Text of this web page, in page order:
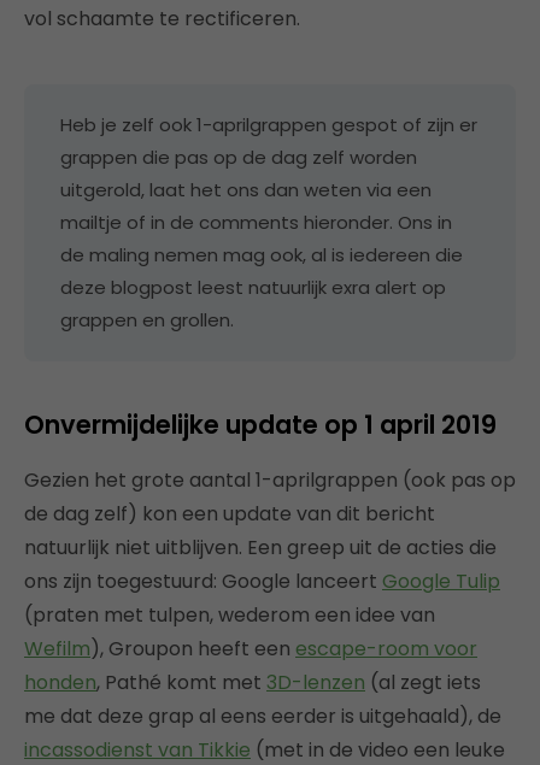
vol schaamte te rectificeren.
Heb je zelf ook 1-aprilgrappen gespot of zijn er
grappen die pas op de dag zelf worden
uitgerold, laat het ons dan weten via een
mailtje of in de comments hieronder. Ons in
de maling nemen mag ook, al is iedereen die
deze blogpost leest natuurlijk exra alert op
grappen en grollen.
Onvermijdelijke update op 1 april 2019
Gezien het grote aantal 1-aprilgrappen (ook pas op
de dag zelf) kon een update van dit bericht
natuurlijk niet uitblijven. Een greep uit de acties die
ons zijn toegestuurd: Google lanceert Google Tulip
(praten met tulpen, wederom een idee van
Wefilm), Groupon heeft een escape-room voor
honden, Pathé komt met 3D-lenzen (al zegt iets
me dat deze grap al eens eerder is uitgehaald), de
incassodienst van Tikkie (met in de video een leuke